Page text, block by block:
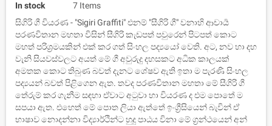
In stock
7 Items
සිගිරි ගී වියරණ - "Sigiri Graffiti" එනම් "සීගිරි ගී" වනාහි ආචාර්‍ය
පරණවිතාන මහතා විසින් සීගිරි කැඩපත් පවුරෙන් පිටපත් කොට
මහත් පරිශ්‍රමයකින් එක් කර ගත් සිංහල පද්‍යයෝ වෙති. අට, නව හා දහ
වැනි සියවස්වලට අයත් මේ ගී අවුරුදු දහසකට අධික කාලයක්
අමතක කොට තිබුණ බවත් දැනට ශේෂව ඇති ඉතා ම පැරණි සිංහල
පද්‍යයන් බවත් පිළිගෙන ඇත. තවද පරණවිතාන මහතා මේ සීගිරි ගී
තේරුම් කර ගැනීම සඳහා ඒවාට අටුවා හා වියරණ ද එම පොතේ ම
සපයා ඇත. එහෙත් මේ පොත ලියා ඇත්තේ ඉංග්‍රීසියෙන් බැවින් ඒ
භාෂාව නොදන්නා විද්‍යාර්ථින්ට හුදු පාඨය විනා මේ ග්‍රන්ථයෙන් අන්